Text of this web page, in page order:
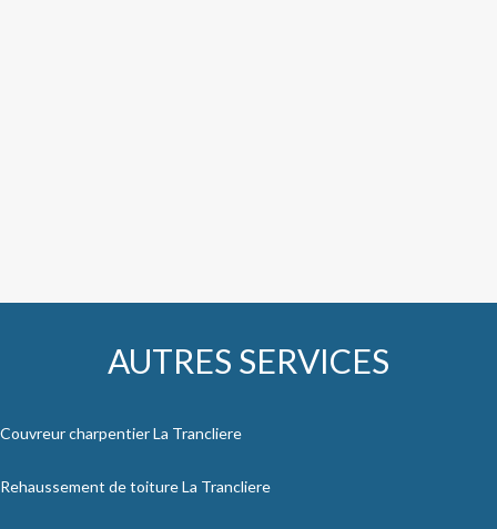
AUTRES SERVICES
Couvreur charpentier La Trancliere
Rehaussement de toiture La Trancliere